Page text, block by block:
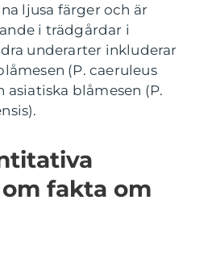
ljusa färger och är
i trädgårdar i
underarter inkluderar
(P. caeruleus
asiatiska blåmesen (P.
fakta om